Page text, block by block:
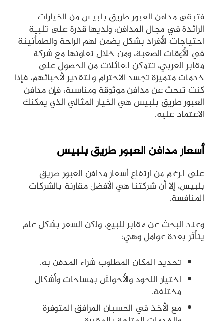
فتبقى مدافن العبور طريق بلبيس من الخيارات
الرائدة في مجال المدافن، ولديها قدرة على تلبية
احتياجات الأفراد بشكل يضمن لهم الراحة والطمأنينة
في الأوقات الصعبة، ومن خلال تعاونها مع شركة
مقابر العربي، تتمكن العائلات من الحصول على
خدمات متميزة تجسد الاحترام والتقدير لأحبائهم، فإذا
كنت تبحث عن مدافن موثوقة ومناسبة، فإن مدافن
العبور طريق بلبيس هي الخيار المثالي الذي يمكنك
الاعتماد عليه.
أسعار مدافن العبور طريق بلبيس
على الرغم من ارتفاع أسعار مدافن العبور طريق
بلبيس، إلا أن شركتنا هي الأفضل مقارنة بالشركات
المنافسة.
وعند البحث عن مقابر للبيع، ولكن السعر بشكل عام
يتأثر بعدة عوامل وهي:
تحديد المكان المطلوب شراء المدفن به.
اختيار اللحود والأحواش بمساحات وأشكال
مختلفة.
مع الأخذ في الحسبان المرافق المتوفرة